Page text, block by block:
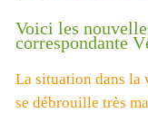
Voici les
correspondante
La situation dans la
se débrouille très